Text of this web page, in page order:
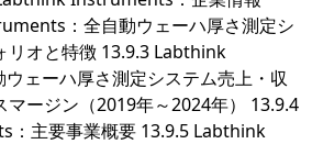
：全自動ウェーハ厚さ測定シ
リオと特徴 13.9.3 Labthink
ェーハ厚さ測定システム売上・収
マージン（2019年～2024年） 13.9.4
主要事業概要 13.9.5 Labthink